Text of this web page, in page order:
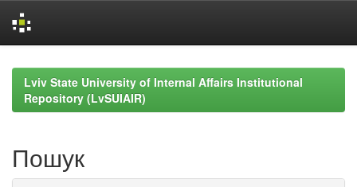
navigationLviv State University of Internal Affairs Institutional
Repository (LvSUIAIR)
Пошук